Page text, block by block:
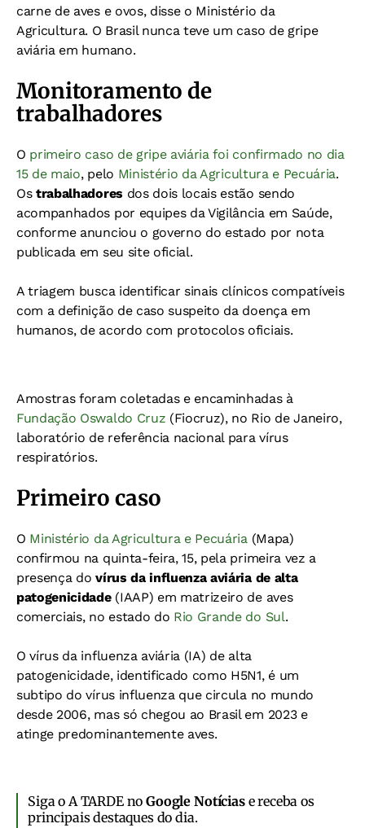
carne de aves e ovos, disse o Ministério da
Agricultura. O Brasil nunca teve um caso de gripe
aviária em humano.
Monitoramento de
trabalhadores
O primeiro caso de gripe aviária foi confirmado no dia
15 de maio, pelo Ministério da Agricultura e Pecuária.
Ostrabalhadores dos dois locais estão sendo
acompanhados por equipes da Vigilância em Saúde,
conforme anunciou o governo do estado por nota
publicada em seu site oficial.
A triagem busca identificar sinais clínicos compatíveis
com a definição de caso suspeito da doença em
humanos, de acordo com protocolos oficiais.
Amostras foram coletadas e encaminhadas à
Fundação Oswaldo Cruz (Fiocruz), no Rio de Janeiro,
laboratório de referência nacional para vírus
respiratórios.
Primeiro caso
O Ministério da Agricultura e Pecuária (Mapa)
confirmou na quinta-feira, 15, pela primeira vez a
presença dovírus da influenza aviária de alta
patogenicidade (IAAP) em matrizeiro de aves
comerciais, no estado do Rio Grande do Sul.
O vírus da influenza aviária (IA) de alta
patogenicidade, identificado como H5N1, é um
subtipo do vírus influenza que circula no mundo
desde 2006, mas só chegou ao Brasil em 2023 e
atinge predominantemente aves.
Siga o A TARDE noGoogle Notíciase receba os
principais destaques do dia.